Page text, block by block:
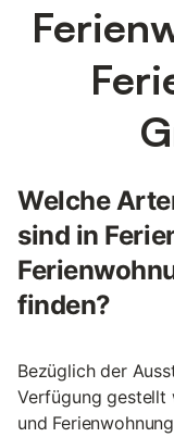
Welche
sind in
finden?
Bezüglich der
Verfügung gestellt
und